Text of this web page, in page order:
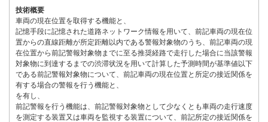
技術概要
車両の現在位置を取得する機能と、
記憶手段に記憶された道路ネットワーク情報を用いて、前記車両の現在位
置からの直線距離が所定距離以内である警報対象物のうち、前記車両の現
在位置から前記警報対象物までに至る推奨経路で走行した場合に当該警報
対象物に到達するまでの渋滞状況を用いて計算した予測時間が基準値以下
である前記警報対象物について、前記車両の現在位置と所定の接近関係を
有する場合の警報を行う機能と、
を有し、
前記警報を行う機能は、前記警報対象物として少なくとも車両の走行速度
を測定する装置又は車両を監視する装置について、前記所定の接近関係を